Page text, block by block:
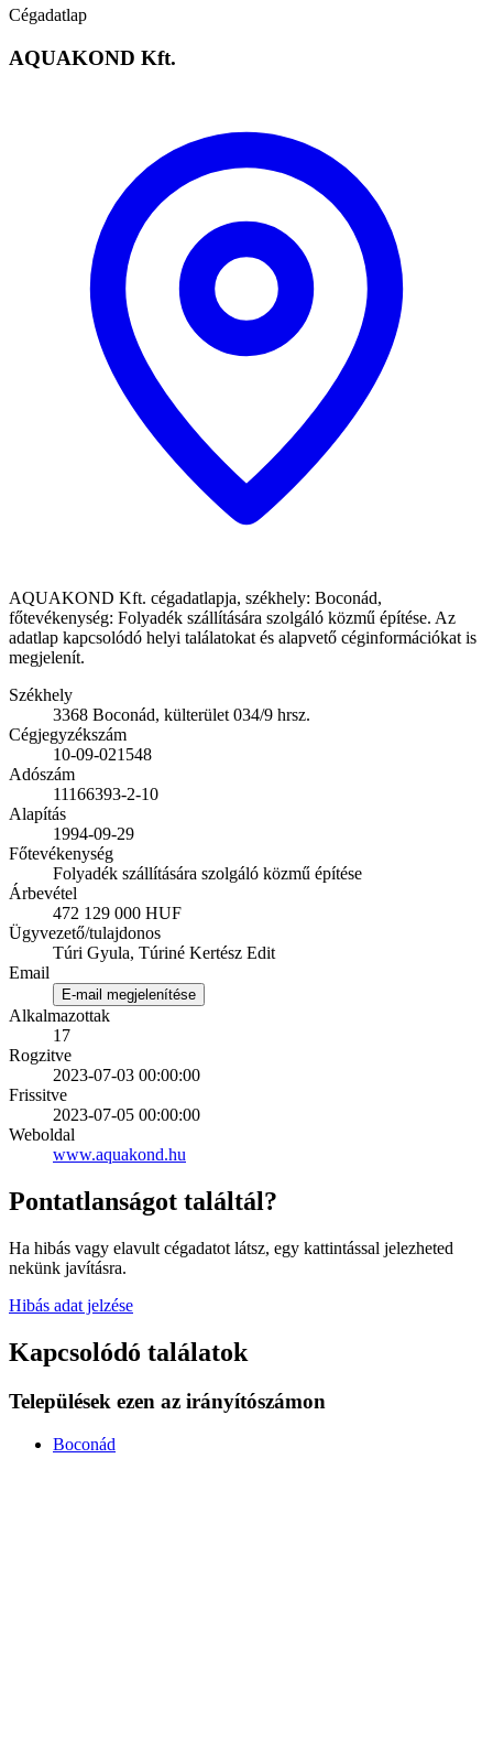
Cégadatlap
AQUAKOND Kft.
AQUAKOND Kft. cégadatlapja, székhely: Boconád,
főtevékenység: Folyadék szállítására szolgáló közmű építése. Az
adatlap kapcsolódó helyi találatokat és alapvető céginformációkat is
megjelenít.
Székhely
3368 Boconád, külterület 034/9 hrsz.
Cégjegyzékszám
10-09-021548
Adószám
11166393-2-10
Alapítás
1994-09-29
Főtevékenység
Folyadék szállítására szolgáló közmű építése
Árbevétel
472 129 000 HUF
Ügyvezető/tulajdonos
Túri Gyula, Túriné Kertész Edit
Email
E-mail megjelenítése
Alkalmazottak
17
Rogzitve
2023-07-03 00:00:00
Frissitve
2023-07-05 00:00:00
Weboldal
www.aquakond.hu
Pontatlanságot találtál?
Ha hibás vagy elavult cégadatot látsz, egy kattintással jelezheted
nekünk javításra.
Hibás adat jelzése
Kapcsolódó találatok
Települések ezen az irányítószámon
Boconád